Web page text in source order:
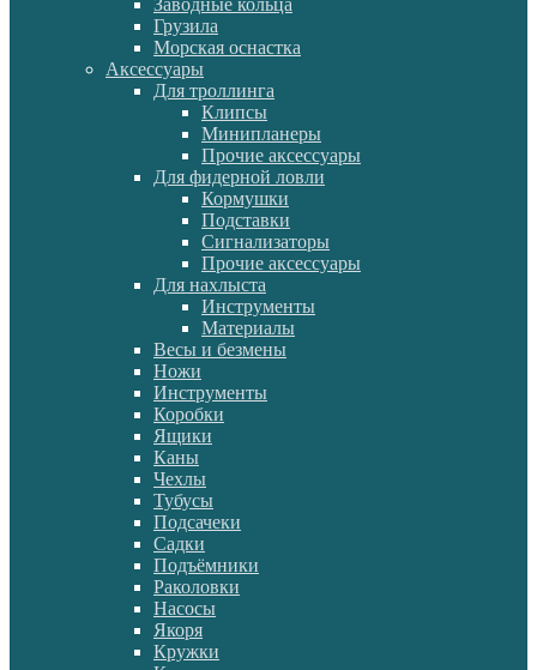
Заводные кольца
Грузила
Морская оснастка
Аксессуары
Для троллинга
Клипсы
Минипланеры
Прочие аксессуары
Для фидерной ловли
Кормушки
Подставки
Сигнализаторы
Прочие аксессуары
Для нахлыста
Инструменты
Материалы
Весы и безмены
Ножи
Инструменты
Коробки
Ящики
Каны
Чехлы
Тубусы
Подсачеки
Садки
Подъёмники
Раколовки
Насосы
Якоря
Кружки